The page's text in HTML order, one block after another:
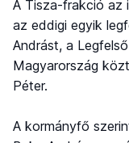
A Tisza-frakció az
az eddigi egyik
Andrást, a
Magyarország
Péter.
A kormányfő